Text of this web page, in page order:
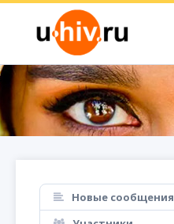
Новые сообщения